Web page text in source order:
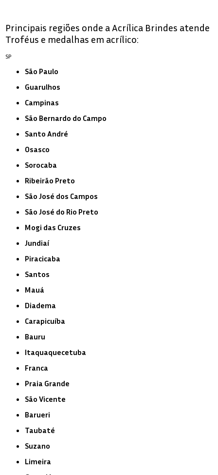
Principais regiões onde a Acrílica Brindes atende
Troféus e medalhas em acrílico:
SP
São Paulo
Guarulhos
Campinas
São Bernardo do Campo
Santo André
Osasco
Sorocaba
Ribeirão Preto
São José dos Campos
São José do Rio Preto
Mogi das Cruzes
Jundiaí
Piracicaba
Santos
Mauá
Diadema
Carapicuíba
Bauru
Itaquaquecetuba
Franca
Praia Grande
São Vicente
Barueri
Taubaté
Suzano
Limeira